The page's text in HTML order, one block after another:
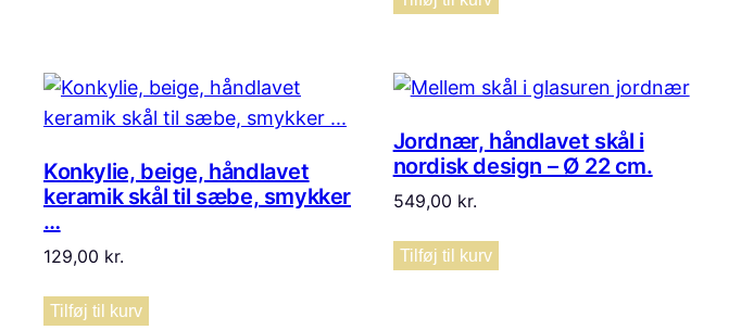
Konkylie, beige, håndlavet
keramik skål til sæbe, smykker
…
129,00 kr.
Tilføj til kurv
Jordnær, håndlavet skål i
nordisk design – Ø 22 cm.
549,00 kr.
Tilføj til kurv